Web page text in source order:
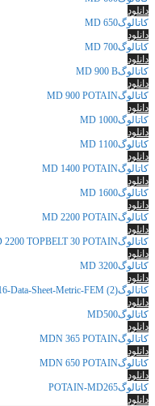
دانلود
کاتالوگMD 650
دانلود
کاتالوگMD 700
دانلود
کاتالوگMD 900 B
دانلود
کاتالوگMD 900 POTAIN
دانلود
کاتالوگMD 1000
دانلود
کاتالوگMD 1100
دانلود
کاتالوگMD 1400 POTAIN
دانلود
کاتالوگMD 1600
دانلود
کاتالوگMD 2200 POTAIN
دانلود
کاتالوگMD 2200 TOPBELT 30 POTAIN
دانلود
کاتالوگMD 3200
دانلود
کاتالوگMD365BL16-Data-Sheet-Metric-FEM (2)
دانلود
کاتالوگMD500
دانلود
کاتالوگMDN 365 POTAIN
دانلود
کاتالوگMDN 650 POTAIN
دانلود
کاتالوگPOTAIN-MD265
دانلود